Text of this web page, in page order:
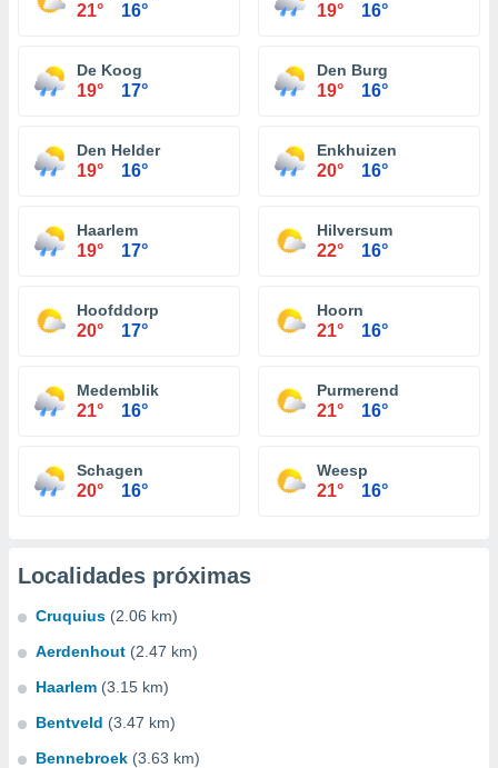
21° 16° 19° 16°
De Koog
19° 17°
Den Burg
19° 16°
Den Helder
19° 16°
Enkhuizen
20° 16°
Haarlem
19° 17°
Hilversum
22° 16°
Hoofddorp
20° 17°
Hoorn
21° 16°
Medemblik
21° 16°
Purmerend
21° 16°
Schagen
20° 16°
Weesp
21° 16°
Localidades próximas
Cruquius (2.06 km)
Aerdenhout (2.47 km)
Haarlem (3.15 km)
Bentveld (3.47 km)
Bennebroek (3.63 km)